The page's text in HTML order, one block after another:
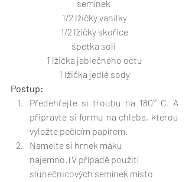
semínek
1/2 lžičky vanilky
1/2 lžičky skořice
špetka soli
1 lžička jablečného octu
1 lžička jedlé sody
Postup:
Předehřejte si troubu na 180° C. A
připravte si formu na chleba, kterou
vyložte pečícím papírem.
Namelte si hrnek máku
najemno. (V případě použití
slunečnicových semínek místo